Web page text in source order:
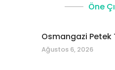
Öne
Osmangazi Petek
Ağustos 6, 2026